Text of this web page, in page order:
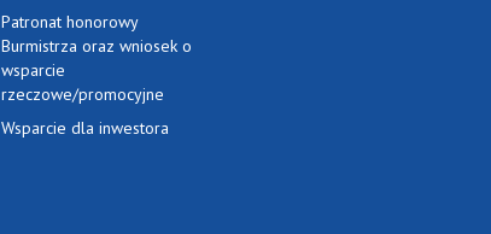
Patronat honorowy
Burmistrza oraz wniosek o
wsparcie
rzeczowe/promocyjne
Wsparcie dla inwestora